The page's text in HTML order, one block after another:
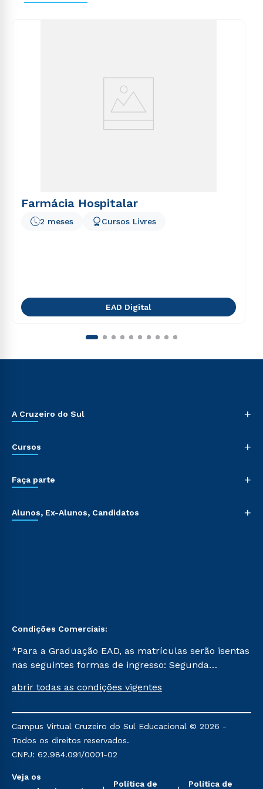
Farmácia Hospitalar
2 meses Cursos Livres
EAD Digital
A Cruzeiro do Sul +
Cursos +
Faça parte +
Alunos, Ex-Alunos, Candidatos +
Condições Comerciais:
*Para a Graduação EAD, as matrículas serão isentas
nas seguintes formas de ingresso: Segunda
Já para as demais, a taxa de matrícula será de R$
mencionadas são referentes aos cursos: Ensino
Religioso, Geografia para a Docência e Metodologia
do Ensino de História: Questões Atuais.
abrir todas as condições vigentes
Campus Virtual Cruzeiro do Sul Educacional © 2026 -
Todos os direitos reservados.
CNPJ: 62.984.091/0001-02
Veja os
Política de Política de